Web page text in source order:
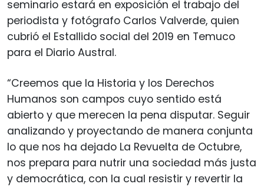
seminario estará en exposición el trabajo del
periodista y fotógrafo Carlos Valverde, quien
cubrió el Estallido social del 2019 en Temuco
para el Diario Austral.
“Creemos que la Historia y los Derechos
Humanos son campos cuyo sentido está
abierto y que merecen la pena disputar. Seguir
analizando y proyectando de manera conjunta
lo que nos ha dejado La Revuelta de Octubre,
nos prepara para nutrir una sociedad más justa
y democrática, con la cual resistir y revertir la